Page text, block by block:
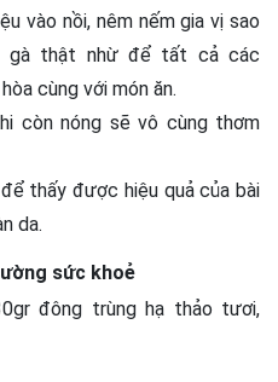
vào nồi, nêm nếm gia vị sao
gà thật nhừ để tất cả các
cùng với món ăn.
còn nóng sẽ vô cùng thơm
thấy được hiệu quả của bài
da.
sức khoẻ
đông trùng hạ thảo tươi,